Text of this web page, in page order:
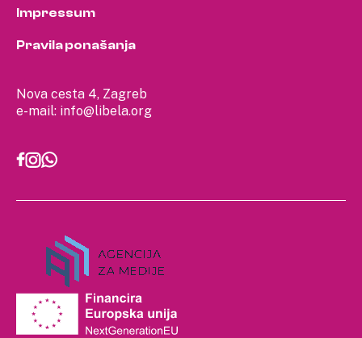
Nova cesta 4, Zagreb
e-mail: info@libela.org
Impressum
Pravila ponašanja